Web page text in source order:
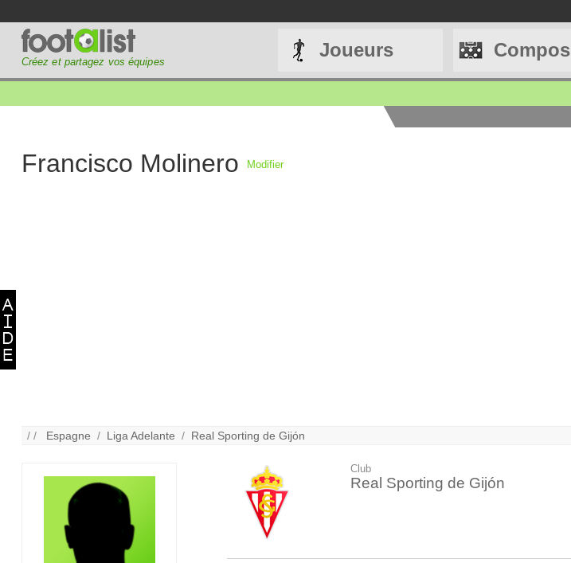
Créez et partagez vos équipes
Joueurs Compos
Francisco Molinero Modifier
/ / Espagne / Liga Adelante / Real Sporting de Gijón
Club
Real Sporting de Gijón